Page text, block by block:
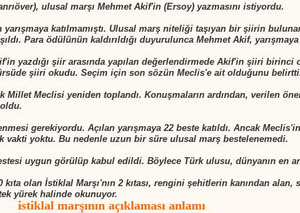
ulusal marşı Mehmet Akif'in (Ersoy) yazmasını istiyordu.
katılmamıştı. Ulusal marş niteliği taşıyan bir şiirin
Para ödülünün kaldırıldığı duyurulunca Mehmet Akif,
yazdığı şiir arasında yapılan değerlendirmede Akif'in şiiri birinci
şiiri okudu. Seçim için son sözün Meclis'e ait olduğunu
Millet Meclisi yeniden toplandı. Konuşmaların ardından, verilen
gerekiyordu. Açılan yarışmaya 22 beste katıldı. Ancak
yoktu. Bu nedenle uzun bir süre ulusal marş bestelenemedi.
uygun görülüp kabul edildi. Böylece Türk ulusu, dünyanın en
kıta olan İstiklal Marşı'nın 2 kıtası, rengini şehitlerin kanından
yürek halinde okunuyor.
istiklal marşının açıklaması anlamı